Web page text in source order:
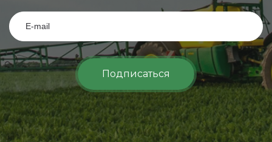
Подписаться